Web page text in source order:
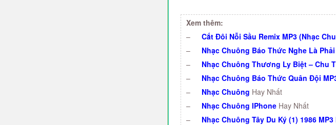
Xem thêm:
–
Cắt Đôi Nỗi Sầu Remix MP3 (Nhạc
–
Nhạc Chuông Báo Thức Nghe Là
–
Nhạc Chuông Thương Ly Biệt – Chu
–
Nhạc Chuông Báo Thức Quân Đội
–
Nhạc Chuông Hay Nhất
–
Nhạc Chuông IPhone Hay Nhất
–
Nhạc Chuông Tây Du Ký (1) 1986